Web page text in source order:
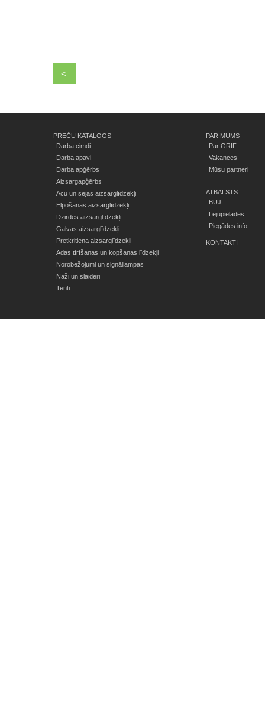
<
PREČU KATALOGS
Darba cimdi
Darba apavi
Darba apģērbs
Aizsargapģērbs
Acu un sejas aizsarglīdzekļi
Elpošanas aizsarglīdzekļi
Dzirdes aizsarglīdzekļi
Galvas aizsarglīdzekļi
Pretkritiena aizsarglīdzekļi
Ādas tīrīšanas un kopšanas līdzekļi
Norobežojumi un signāllampas
Naži un slaideri
Tenti
PAR MUMS
Par GRIF
Vakances
Mūsu partneri
ATBALSTS
BUJ
Lejupielādes
Piegādes info
KONTAKTI